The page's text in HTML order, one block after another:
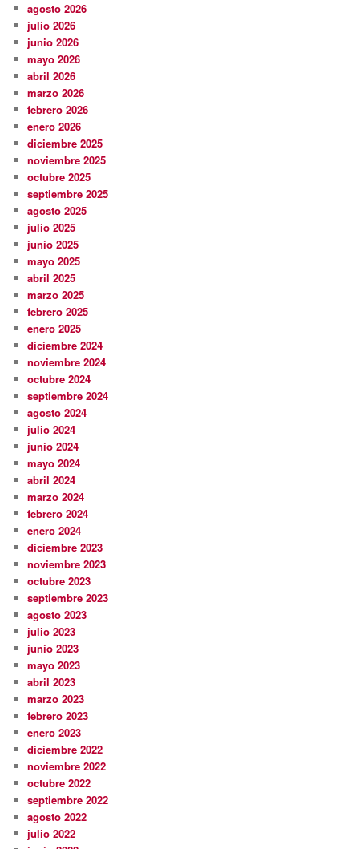
agosto 2026
julio 2026
junio 2026
mayo 2026
abril 2026
marzo 2026
febrero 2026
enero 2026
diciembre 2025
noviembre 2025
octubre 2025
septiembre 2025
agosto 2025
julio 2025
junio 2025
mayo 2025
abril 2025
marzo 2025
febrero 2025
enero 2025
diciembre 2024
noviembre 2024
octubre 2024
septiembre 2024
agosto 2024
julio 2024
junio 2024
mayo 2024
abril 2024
marzo 2024
febrero 2024
enero 2024
diciembre 2023
noviembre 2023
octubre 2023
septiembre 2023
agosto 2023
julio 2023
junio 2023
mayo 2023
abril 2023
marzo 2023
febrero 2023
enero 2023
diciembre 2022
noviembre 2022
octubre 2022
septiembre 2022
agosto 2022
julio 2022